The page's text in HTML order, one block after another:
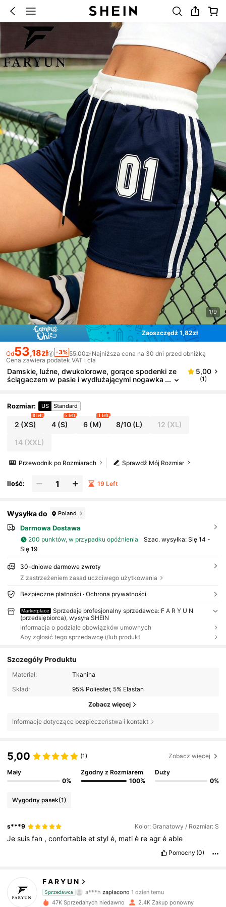
1/9
Zaoszczędź 1,82zł
Od53,18zł -3% 55,00zł Najniższa cena na 30 dni przed obniżką
Cena zawiera podatek VAT i cła
Damskie, luźne, dwukolorowe, gorące spodenki ze
ściągaczem w pasie i wydłużającymi nogawka
5,00
(1)
Rozmiar: US Standard
2 (XS)
8 left
4(S)
5 left
6(M)
1 left
8/10 (L) 12 (XL)
14(XXL)
Sprawdź Mój Rozmiar
Przewodnik po Rozmiarach
Ilość: 19 Left
Wysyłka do Poland
Darmowa Dostawa
200 punktów, w przypadku opóźnienia Szac. wysyłka: Się 14 -
Się 19
30-dniowe darmowe zwroty
Z zastrzeżeniem zasad uczciwego użytkowania
Bezpieczne płatności · Ochrona prywatności
Marketplace
Sprzedaje profesjonalny sprzedawca: F A R Y U N
(przedsiębiorca), wysyła SHEIN
Informacja o podziale obowiązków umownych
Aby zgłosić tego sprzedawcę i/lub produkt
Szczegóły Produktu
Materiał:
Tkanina
Skład:
95% Poliester, 5% Elastan
Zobacz więcej
Informacje dotyczące bezpieczeństwa i kontakt
5,00 (1) Zobacz więcej
Mały
0%
Zgodny z Rozmiarem
100%
Duży
0%
Wygodny pasek(1)
s***9 Kolor: Granatowy / Rozmiar: S
Jesuisfan ,confortableetstylé, matiè reagréable
Pomocny (0)
F A R Y U N
Sprzedawca
4,63
a***h zapłacono 1 dzień temu
47K Sprzedanych niedawno 2.4K Zakup ponowny